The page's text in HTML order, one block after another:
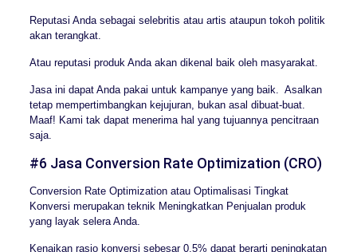
Reputasi Anda sebagai selebritis atau artis ataupun tokoh politik
akan terangkat.
Atau reputasi produk Anda akan dikenal baik oleh masyarakat.
Jasa ini dapat Anda pakai untuk kampanye yang baik. Asalkan
tetap mempertimbangkan kejujuran, bukan asal dibuat-buat.
Maaf! Kami tak dapat menerima hal yang tujuannya pencitraan
saja.
#6 Jasa Conversion Rate Optimization (CRO)
Conversion Rate Optimization atau Optimalisasi Tingkat
Konversi merupakan teknik Meningkatkan Penjualan produk
yang layak selera Anda.
Kenaikan rasio konversi sebesar 0,5% dapat berarti peningkatan